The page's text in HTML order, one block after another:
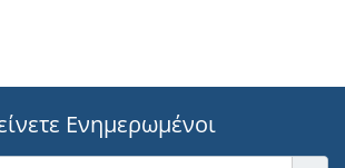
Ενημερωμένοι